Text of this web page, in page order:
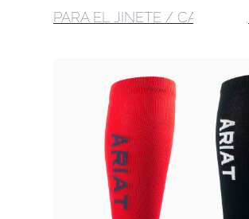
PARA EL JINETE /